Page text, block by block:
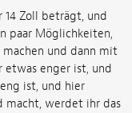
Zoll beträgt, und
paar Möglichkeiten,
machen und dann mit
etwas enger ist, und
ist, und hier
macht, werdet ihr das